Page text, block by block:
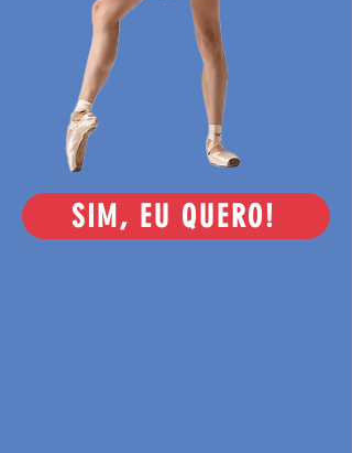
SIM, EU QUERO!